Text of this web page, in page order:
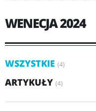
WENECJA 2024
WSZYSTKIE (4)
ARTYKUŁY (4)